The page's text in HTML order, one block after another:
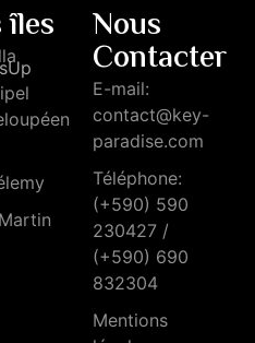
îles Nous
Contacter
E-mail:
contact@key-
paradise.com
Téléphone:
(+590) 590
230427 /
(+590) 690
832304
Mentions